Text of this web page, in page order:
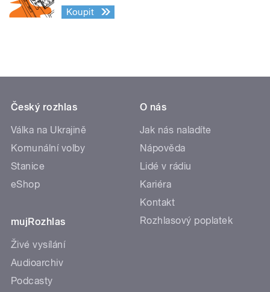
Koupit
Český rozhlas
Válka na Ukrajině
Komunální volby
Stanice
eShop
mujRozhlas
Živé vysílání
Audioarchiv
Podcasty
O nás
Jak nás naladíte
Nápověda
Lidé v rádiu
Kariéra
Kontakt
Rozhlasový poplatek